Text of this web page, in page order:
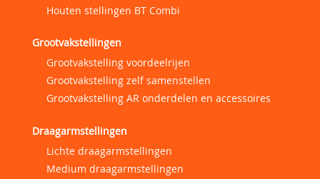
Houten stellingen BT Combi
Grootvakstellingen
Grootvakstelling voordeelrijen
Grootvakstelling zelf samenstellen
Grootvakstelling AR onderdelen en accessoires
Draagarmstellingen
Lichte draagarmstellingen
Medium draagarmstellingen